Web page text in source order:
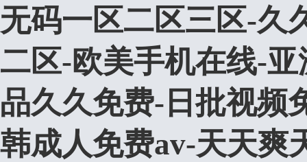
无码一区二区三区-久
二区-欧美手机在线-
品久久免费-日批视频
韩成人免费av-天天爽